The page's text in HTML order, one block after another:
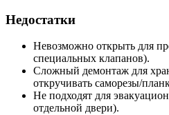
Недостатки
Невозможно открыть для
специальных клапанов).
Сложный демонтаж для
откручивать саморезы/
Не подходят для
отдельной двери).